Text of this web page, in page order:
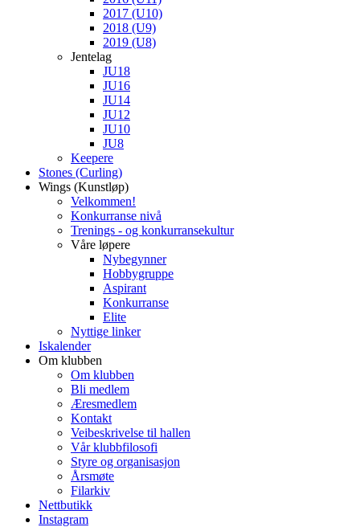
2017 (U10)
2018 (U9)
2019 (U8)
Jentelag
JU18
JU16
JU14
JU12
JU10
JU8
Keepere
Stones (Curling)
Wings (Kunstløp)
Velkommen!
Konkurranse nivå
Trenings - og konkurransekultur
Våre løpere
Nybegynner
Hobbygruppe
Aspirant
Konkurranse
Elite
Nyttige linker
Iskalender
Om klubben
Om klubben
Bli medlem
Æresmedlem
Kontakt
Veibeskrivelse til hallen
Vår klubbfilosofi
Styre og organisasjon
Årsmøte
Filarkiv
Nettbutikk
Instagram